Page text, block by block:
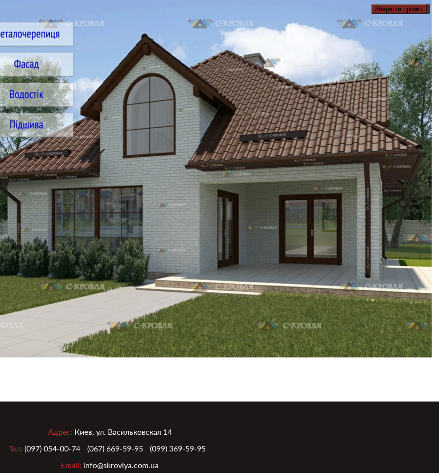
Зберегти проект
Адрес: Киев, ул. Васильковская 14
Тел: (097) 054-00-74 (067) 669-59-95
(099) 369-59-95
Email: info@skrovlya.com.ua